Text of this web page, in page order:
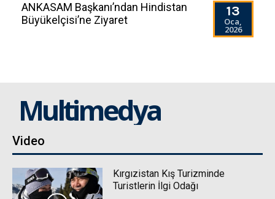
ANKASAM Başkanı’ndan Hindistan
Büyükelçisi’ne Ziyaret
13
Oca,
2026
Multimedya
Video
Kırgızistan Kış Turizminde
Turistlerin İlgi Odağı